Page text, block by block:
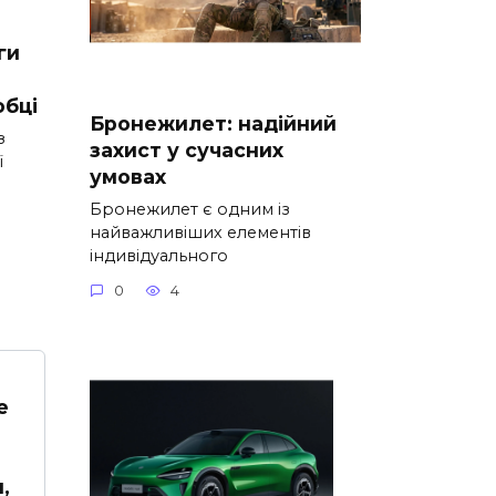
Бронежилет: надійний
захист у сучасних
умовах
Бронежилет є одним із
найважливіших елементів
індивідуального
0 4